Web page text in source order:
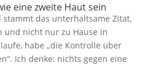
eine zweite Haut sein
stammt das unterhaltsame Zitat,
und nicht nur zu Hause in
habe „die Kontrolle über
Ich denke: nichts gegen eine